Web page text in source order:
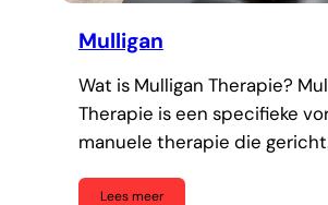
Mulligan
Wat is Mulligan Therapie?
Therapie is een specifieke
manuele therapie die
Lees meer